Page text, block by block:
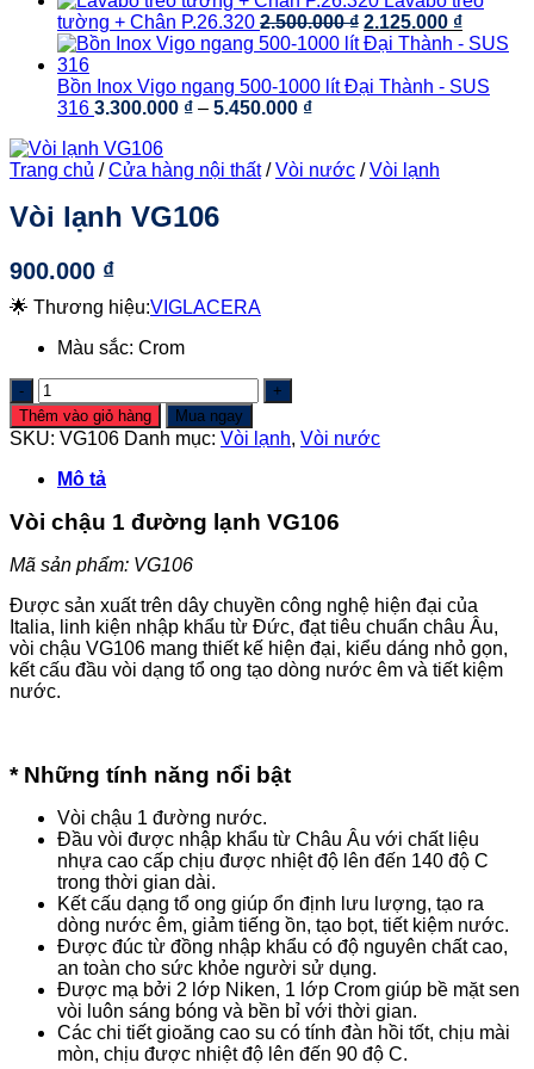
4.500.000 ₫
là:
3.580.000 ₫.
tại
là:
tường + Chân P.26.320 2.500.000₫ Giá
gốc
2.500.000 ₫.
2.125.000 ₫Giá
hiện
là:
Bồn Inox Vigo ngang 500-1000 lít Đại Thành - SUS
316 3.300.000 ₫ – 5.450.000 ₫Khoảng
3.300.000 ₫
Trang chủ / Cửa hàng nội thất / Vòi nước / Vòi lạnh
Vòi lạnh VG106
900.000 ₫
🌟 Thương hiệu:VIGLACERA
Màu sắc: Crom
Vòi
lạnh
VG106
số
lượng
Thêm vào giỏ hàng Mua ngay
SKU: VG106 Danh mục: Vòi lạnh, Vòi nước
Mô tả
Vòi chậu 1 đường lạnh VG106
Mã sản phẩm: VG106
Được sản xuất trên dây chuyền công nghệ hiện đại của
Italia, linh kiện nhập khẩu từ Đức, đạt tiêu chuẩn châu Âu,
vòi chậu VG106 mang thiết kế hiện đại, kiểu dáng nhỏ gọn,
kết cấu đầu vòi dạng tổ ong tạo dòng nước êm và tiết kiệm
nước.
* Những tính năng nổi bật
Vòi chậu 1 đường nước.
Đầu vòi được nhập khẩu từ Châu Âu với chất liệu
nhựa cao cấp chịu được nhiệt độ lên đến 140 độ C
trong thời gian dài.
Kết cấu dạng tổ ong giúp ổn định lưu lượng, tạo ra
dòng nước êm, giảm tiếng ồn, tạo bọt, tiết kiệm nước.
Được đúc từ đồng nhập khẩu có độ nguyên chất cao,
an toàn cho sức khỏe người sử dụng.
Được mạ bởi 2 lớp Niken, 1 lớp Crom giúp bề mặt sen
vòi luôn sáng bóng và bền bỉ với thời gian.
Các chi tiết gioăng cao su có tính đàn hồi tốt, chịu mài
mòn, chịu được nhiệt độ lên đến 90 độ C.